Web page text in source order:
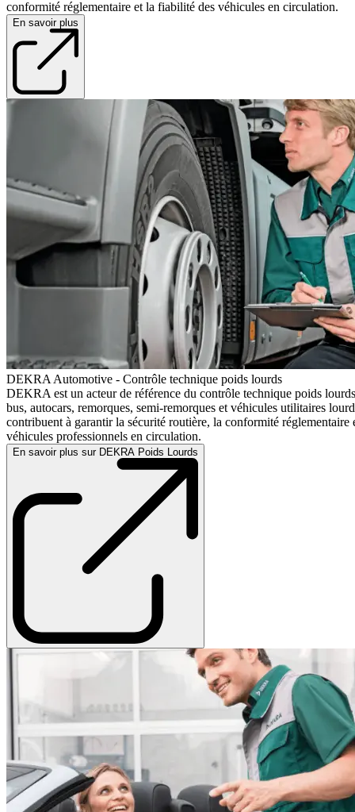
conformité réglementaire et la fiabilité des véhicules en circulation.
En savoir plus
DEKRA Automotive - Contrôle technique poids lourds
DEKRA est un acteur de référence du contrôle technique poids
bus, autocars, remorques, semi-remorques et véhicules utilitaires
contribuent à garantir la sécurité routière, la conformité réglementaire
véhicules professionnels en circulation.
En savoir plus sur DEKRA Poids Lourds